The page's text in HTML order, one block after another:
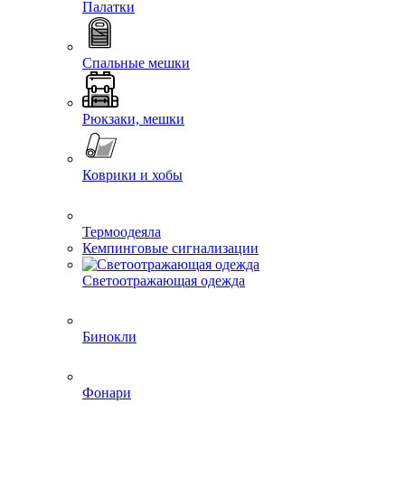
Палатки
Спальные мешки
Рюкзаки, мешки
Коврики и хобы
Термоодеяла
Кемпинговые сигнализации
Светоотражающая одежда
Бинокли
Фонари